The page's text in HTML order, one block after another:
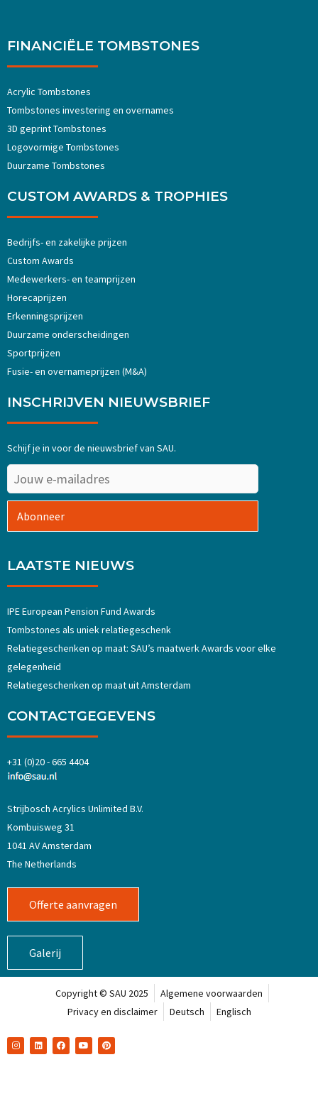
FINANCIËLE TOMBSTONES
Acrylic Tombstones
Tombstones investering en overnames
3D geprint Tombstones
Logovormige Tombstones
Duurzame Tombstones
CUSTOM AWARDS & TROPHIES
Bedrijfs- en zakelijke prijzen
Custom Awards
Medewerkers- en teamprijzen
Horecaprijzen
Erkenningsprijzen
Duurzame onderscheidingen
Sportprijzen
Fusie- en overnameprijzen (M&A)
INSCHRIJVEN NIEUWSBRIEF
Schijf je in voor de nieuwsbrief van SAU.
Abonneer
LAATSTE NIEUWS
IPE European Pension Fund Awards
Tombstones als uniek relatiegeschenk
Relatiegeschenken op maat: SAU’s maatwerk Awards voor elke
gelegenheid
Relatiegeschenken op maat uit Amsterdam
CONTACTGEGEVENS
+31 (0)20 - 665 4404
Strijbosch Acrylics Unlimited B.V.
Kombuisweg 31
1041 AV Amsterdam
The Netherlands
Offerte aanvragen
Galerij
Copyright © SAU 2025
Algemene voorwaarden
Privacy en disclaimer
Deutsch Englisch